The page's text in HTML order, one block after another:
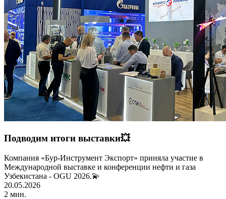
Подводим итоги выставки💥
Компания «Бур-Инструмент Экспорт» приняла участие в
Международной выставке и конференции нефти и газа
Узбекистана - OGU 2026.💫
20.05.2026
2 мин.